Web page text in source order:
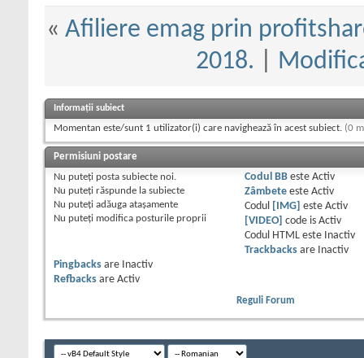
« Afiliere emag prin
2018.
Informații subiect
Momentan este/sunt 1 utilizator(i) care navighează în acest subiect. (0
Permisiuni postare
Nu puteţi posta subiecte noi.
Nu puteţi răspunde la subiecte
Nu puteţi adăuga ataşamente
Nu puteţi modifica posturile proprii
Codul BBeste Activ
Zâmbeteeste Activ
Codul
[IMG] este Activ
[VIDEO] code is Activ
Codul HTML este
Inactiv
Trackbacksare
Inactiv
Pingbacks are
Inactiv
Refbacks are Activ
Reguli Forum